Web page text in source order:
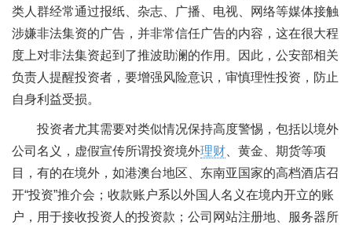
类人群经常通过报纸、杂志、广播、电视、网络等媒体接触
涉嫌非法集资的广告，并非常信任广告的内容，这在很大程
度上对非法集资起到了推波助澜的作用。因此，公安部相关
负责人提醒投资者，要增强风险意识，审慎理性投资，防止
自身利益受损。
投资者尤其需要对类似情况保持高度警惕，包括以境外
公司名义，虚假宣传所谓投资境外理财 、黄金、期货等项
目，有的在境外，如港澳台地区、东南亚国家的高档酒店召
开“投资”推介会；收款账户系以外国人名义在境内开立的账
户，用于接收投资人的投资款；公司网站注册地、服务器所